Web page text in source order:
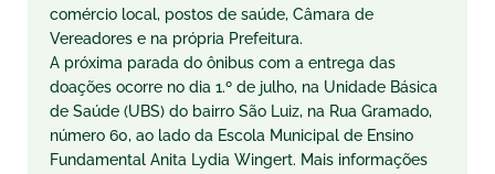
comércio local, postos de saúde, Câmara de
Vereadores e na própria Prefeitura.
A próxima parada do ônibus com a entrega das
doações ocorre no dia 1.º de julho, na Unidade Básica
de Saúde (UBS) do bairro São Luiz, na Rua Gramado,
número 60, ao lado da Escola Municipal de Ensino
Fundamental Anita Lydia Wingert. Mais informações